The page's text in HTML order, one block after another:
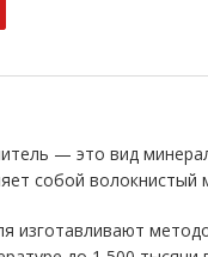
— это вид
собой волокнистый
изготавливают